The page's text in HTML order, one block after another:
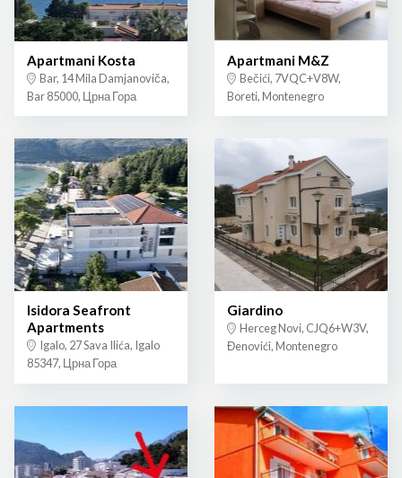
Apartmani Kosta
Bar, 14 Mila Damjanoviča,
Bar 85000, Црна Гора
Apartmani M&Z
Bečići, 7VQC+V8W,
Boreti, Montenegro
Isidora Seafront
Apartments
Igalo, 27 Sava Ilića, Igalo
85347, Црна Гора
Giardino
Herceg Novi, CJQ6+W3V,
Đenovići, Montenegro